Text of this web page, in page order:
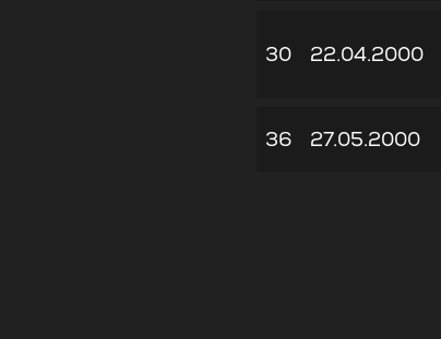
30 22.04.2000
36 27.05.2000